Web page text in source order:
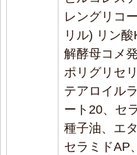
2024/04/14 投稿者
★★★★★
クリームなのにべた
一度使うとリピート
レングリコ
リル) リン
解酵母コメ
ポリグリセ
テアロイル
ート20、セ
種子油、エ
セラミドAP